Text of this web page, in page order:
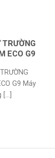
TRƯỜNG
ECO G9
G9 Máy